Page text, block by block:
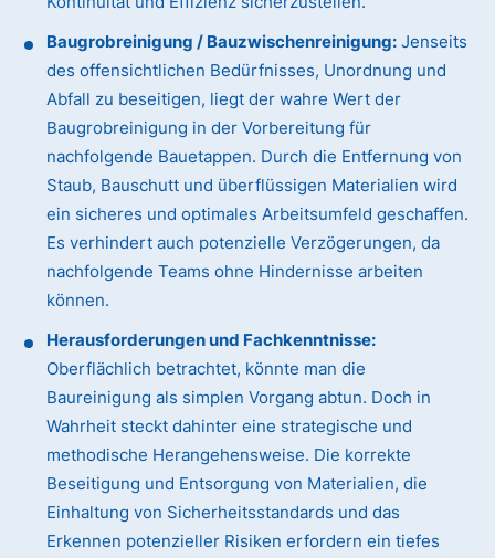
Baugrobreinigung / Bauzwischenreinigung: Jenseits
des offensichtlichen Bedürfnisses, Unordnung und
Abfall zu beseitigen, liegt der wahre Wert der
Baugrobreinigung in der Vorbereitung für
nachfolgende Bauetappen. Durch die Entfernung von
Staub, Bauschutt und überflüssigen Materialien wird
ein sicheres und optimales Arbeitsumfeld geschaffen.
Es verhindert auch potenzielle Verzögerungen, da
nachfolgende Teams ohne Hindernisse arbeiten
können.
Herausforderungen und Fachkenntnisse:
Oberflächlich betrachtet, könnte man die
Baureinigung als simplen Vorgang abtun. Doch in
Wahrheit steckt dahinter eine strategische und
methodische Herangehensweise. Die korrekte
Beseitigung und Entsorgung von Materialien, die
Einhaltung von Sicherheitsstandards und das
Erkennen potenzieller Risiken erfordern ein tiefes